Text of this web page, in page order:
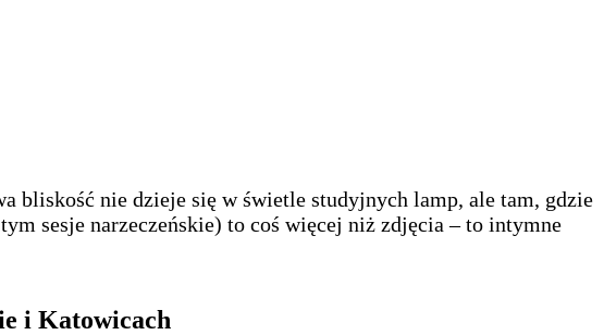
bliskość nie dzieje się w świetle studyjnych lamp, ale tam, gdzie
sesje narzeczeńskie) to coś więcej niż zdjęcia – to intymne
i Katowicach